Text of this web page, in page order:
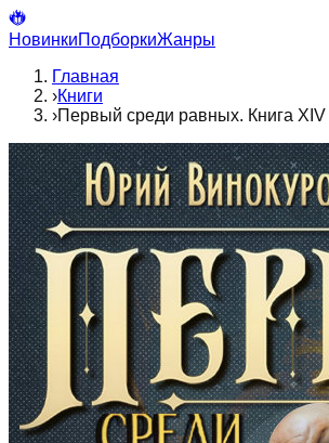
НовинкиПодборкиЖанры
Главная
›Книги
›Первый среди равных. Книга XIV